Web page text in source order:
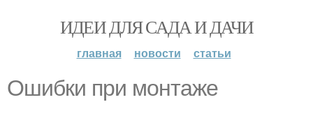
ИДЕИ ДЛЯ САДА И ДАЧИ
главная новости статьи
Ошибки при монтаже